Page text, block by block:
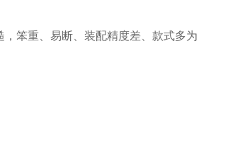
笨重、易断、装配精度差、款式多为